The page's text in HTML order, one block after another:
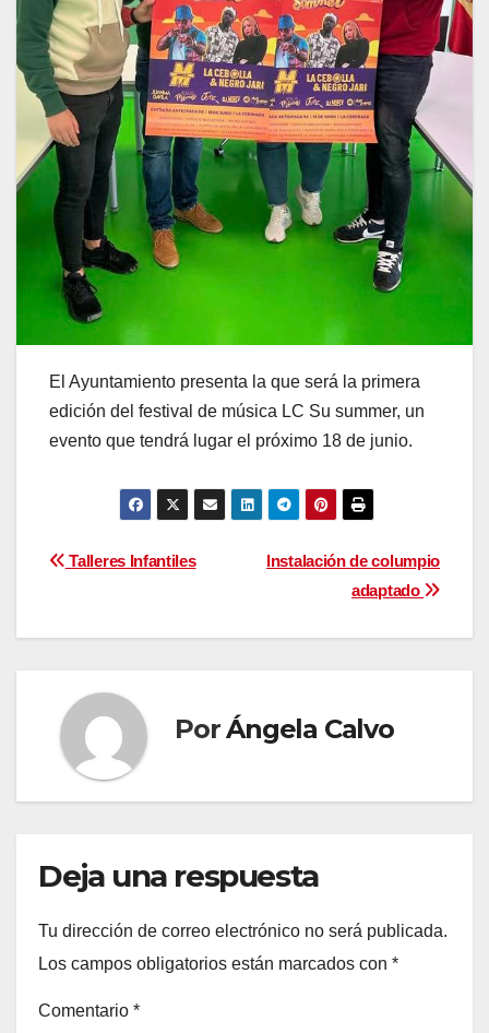
El Ayuntamiento presenta la que será la primera
edición del festival de música LC Su summer, un
evento que tendrá lugar el próximo 18 de junio.
Navegación
Instalación de columpio
adaptado
Talleres Infantiles
PorÁngela Calvo
Deja una respuesta
Tu dirección de correo electrónico no será publicada.
Los campos obligatorios están marcados con *
Comentario *